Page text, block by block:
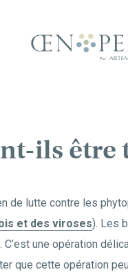
ils être
de lutte contre les
et des viroses). Les
une opération
que cette opération